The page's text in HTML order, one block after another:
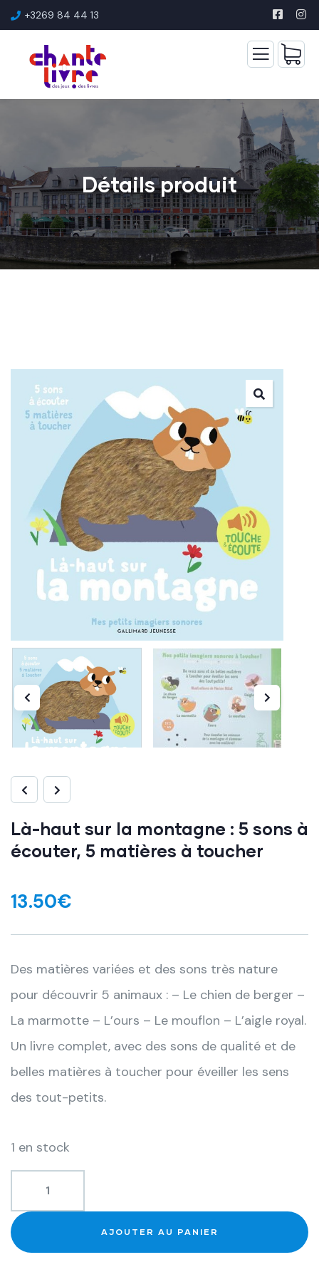
+3269 84 44 13
Détails produit
Là-haut sur la montagne : 5 sons à
écouter, 5 matières à toucher
13.50€
Des matières variées et des sons très nature
pour découvrir 5 animaux : – Le chien de berger –
La marmotte – L’ours – Le mouflon – L’aigle royal.
Un livre complet, avec des sons de qualité et de
belles matières à toucher pour éveiller les sens
des tout-petits.
1 en stock
AJOUTER AU PANIER